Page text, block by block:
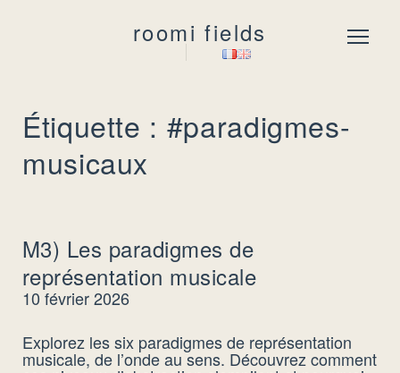
roomi fields Menu
Étiquette : #paradigmes-
musicaux
M3) Les paradigmes de
représentation musicale
10 février 2026
Explorez les six paradigmes de représentation
musicale, de l’onde au sens. Découvrez comment